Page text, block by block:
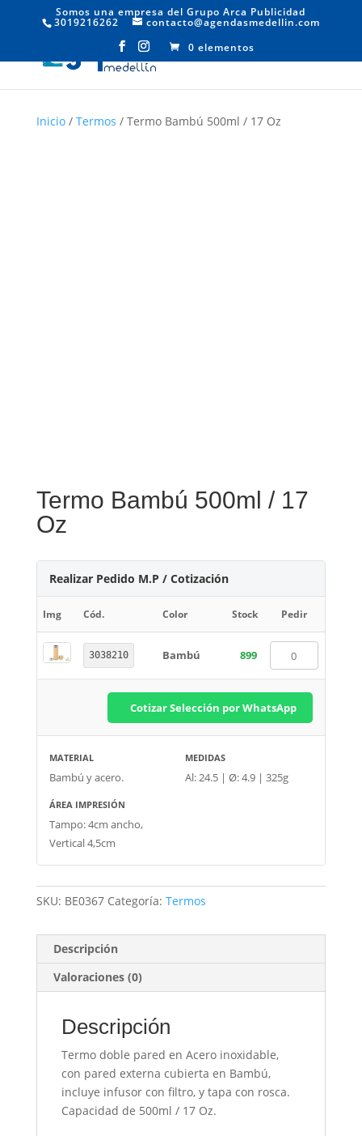
Somos una empresa del Grupo Arca Publicidad
3019216262
contacto@agendasmedellin.com
0 elementos
Inicio/ Termos / Termo Bambú 500ml / 17 Oz
Termo Bambú 500ml / 17
Oz
Realizar Pedido M.P / Cotización
Img Cód. Color Stock Pedir
3038210 Bambú 899
Cotizar Selección por WhatsApp
MATERIAL
Bambú y acero.
MEDIDAS
Al: 24.5 | Ø: 4.9 | 325g
ÁREA IMPRESIÓN
Tampo: 4cm ancho,
Vertical 4,5cm
SKU: BE0367 Categoría: Termos
Descripción
Valoraciones (0)
Descripción
Termo doble pared en Acero inoxidable,
con pared externa cubierta en Bambú,
incluye infusor con filtro, y tapa con rosca.
Capacidad de 500ml / 17 Oz.